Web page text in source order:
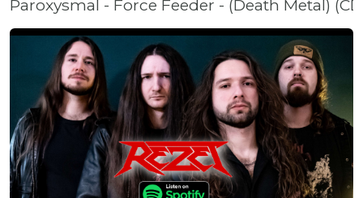
Paroxysmal - Force Feeder - (Death Metal)